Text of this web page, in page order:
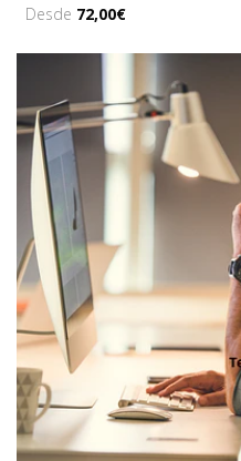
Desde 72,00€